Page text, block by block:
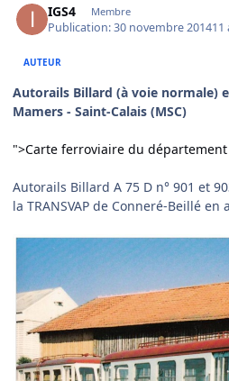
IGS4 Membre
Publication:30 novembre 201411
AUTEUR
Autorails Billard (à voie normale)
Mamers - Saint-Calais (MSC)
">Carte ferroviaire du
Autorails Billard A 75 D n° 901 et
la TRANSVAP de Conneré-Beillé en